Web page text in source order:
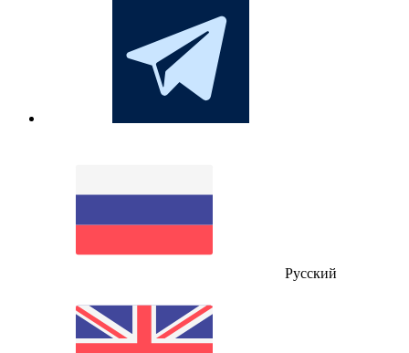
Русский